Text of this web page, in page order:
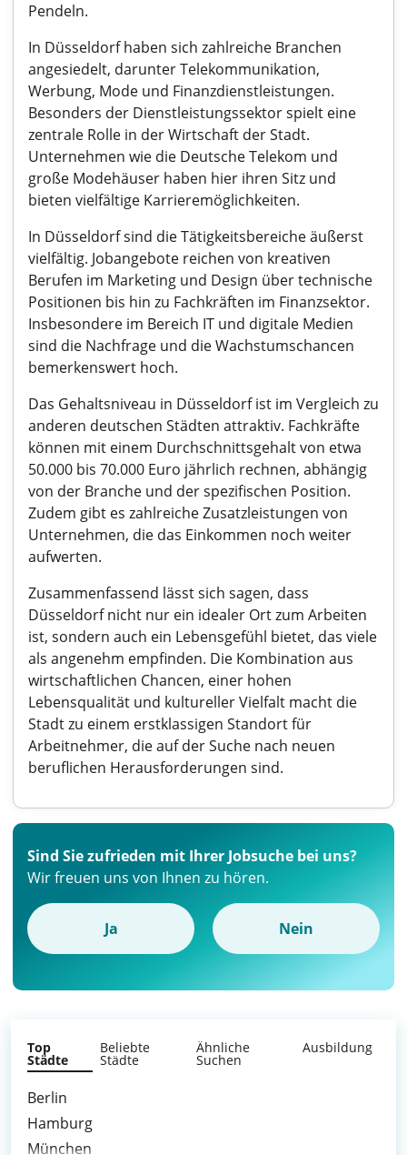
Pendeln.
In Düsseldorf haben sich zahlreiche Branchen
angesiedelt, darunter Telekommunikation,
Werbung, Mode und Finanzdienstleistungen.
Besonders der Dienstleistungssektor spielt eine
zentrale Rolle in der Wirtschaft der Stadt.
Unternehmen wie die Deutsche Telekom und
große Modehäuser haben hier ihren Sitz und
bieten vielfältige Karrieremöglichkeiten.
In Düsseldorf sind die Tätigkeitsbereiche äußerst
vielfältig. Jobangebote reichen von kreativen
Berufen im Marketing und Design über technische
Positionen bis hin zu Fachkräften im Finanzsektor.
Insbesondere im Bereich IT und digitale Medien
sind die Nachfrage und die Wachstumschancen
bemerkenswert hoch.
Das Gehaltsniveau in Düsseldorf ist im Vergleich zu
anderen deutschen Städten attraktiv. Fachkräfte
können mit einem Durchschnittsgehalt von etwa
50.000 bis 70.000 Euro jährlich rechnen, abhängig
von der Branche und der spezifischen Position.
Zudem gibt es zahlreiche Zusatzleistungen von
Unternehmen, die das Einkommen noch weiter
aufwerten.
Zusammenfassend lässt sich sagen, dass
Düsseldorf nicht nur ein idealer Ort zum Arbeiten
ist, sondern auch ein Lebensgefühl bietet, das viele
als angenehm empfinden. Die Kombination aus
wirtschaftlichen Chancen, einer hohen
Lebensqualität und kultureller Vielfalt macht die
Stadt zu einem erstklassigen Standort für
Arbeitnehmer, die auf der Suche nach neuen
beruflichen Herausforderungen sind.
Sind Sie zufrieden mit Ihrer Jobsuche bei uns?
Wir freuen uns von Ihnen zu hören.
Ja Nein
Top
Städte
Beliebte
Städte
Ähnliche
Suchen
Ausbildung
Berlin
Hamburg
München